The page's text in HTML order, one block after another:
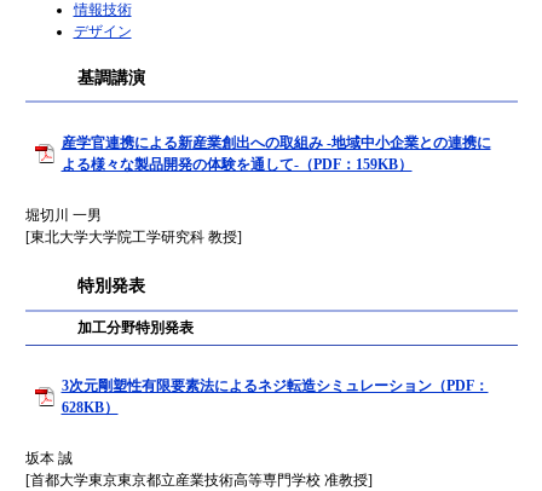
情報技術
デザイン
基調講演
産学官連携による新産業創出への取組み -地域中小企業との連携に
よる様々な製品開発の体験を通して-（PDF：159KB）
堀切川 一男
[東北大学大学院工学研究科 教授]
特別発表
加工分野特別発表
3次元剛塑性有限要素法によるネジ転造シミュレーション（PDF：
628KB）
坂本 誠
[首都大学東京東京都立産業技術高等専門学校 准教授]